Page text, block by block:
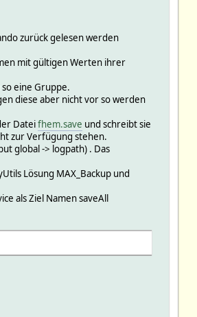
zurück gelesen werden
mit gültigen Werten ihrer
eine Gruppe.
diese aber nicht vor so werden
Dateifhem.save und schreibt sie
zur Verfügung stehen.
global -> logpath) . Das
Lösung MAX_Backup und
als Ziel Namen saveAll